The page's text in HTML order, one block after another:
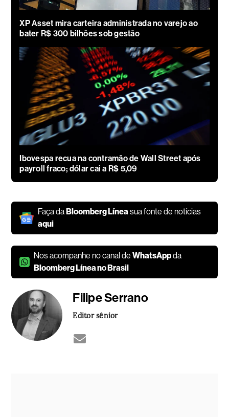
XP Asset mira carteira administrada no varejo ao
bater R$ 300 bilhões sob gestão
Ibovespa recua na contramão de Wall Street após
payroll fraco; dólar cai a R$ 5,09
Faça da Bloomberg Líneasua fonte de notícias
aqui
Nos acompanhe no canal deWhatsAppda
Bloomberg Línea no Brasil
Filipe Serrano
Editor sênior